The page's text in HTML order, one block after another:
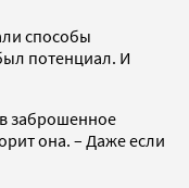
способы
потенциал. И
заброшенное
она. – Даже если